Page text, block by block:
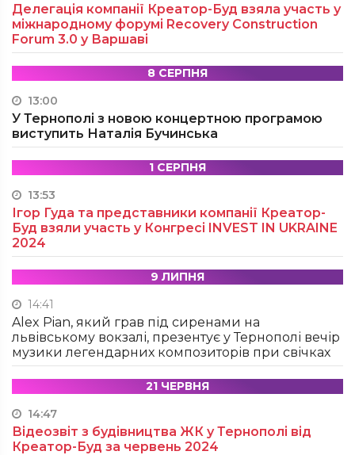
Делегація компанії Креатор-Буд взяла участь у
міжнародному форумі Recovery Construction
Forum 3.0 у Варшаві
8 СЕРПНЯ
13:00
У Тернополі з новою концертною програмою
виступить Наталія Бучинська
1 СЕРПНЯ
13:53
Ігор Гуда та представники компанії Креатор-
Буд взяли участь у Конгресі INVEST IN UKRAINE
2024
9 ЛИПНЯ
14:41
Alex Pian, який грав під сиренами на
львівському вокзалі, презентує у Тернополі вечір
музики легендарних композиторів при свічках
21 ЧЕРВНЯ
14:47
Відеозвіт з будівництва ЖК у Тернополі від
Креатор-Буд за червень 2024